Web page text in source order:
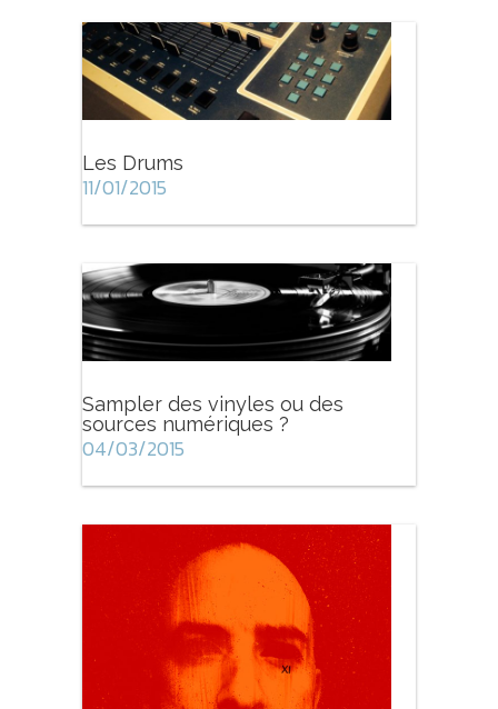
Les Drums
11/01/2015
Sampler des vinyles ou des
sources numériques ?
04/03/2015